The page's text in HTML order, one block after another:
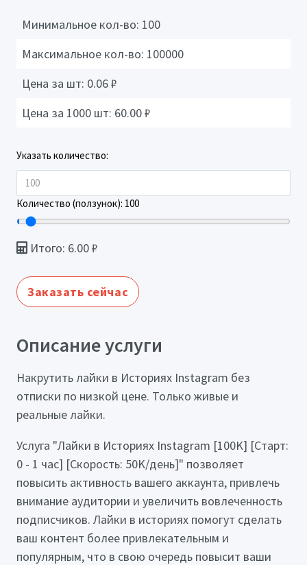
Минимальное кол-во: 100
Максимальное кол-во: 100000
Цена за шт: 0.06₽
Цена за 1000 шт: 60.00₽
Указать количество:
Количество (ползунок): 100
Итого: 6.00₽
Заказать сейчас
Описание услуги
Накрутить лайки в Историях Instagram без
отписки по низкой цене. Только живые и
реальные лайки.
Услуга "Лайки в Историях Instagram [100K] [Старт:
0 - 1 час] [Скорость: 50K/день]" позволяет
повысить активность вашего аккаунта, привлечь
внимание аудитории и увеличить вовлеченность
подписчиков. Лайки в историях помогут сделать
ваш контент более привлекательным и
популярным, что в свою очередь повысит ваши